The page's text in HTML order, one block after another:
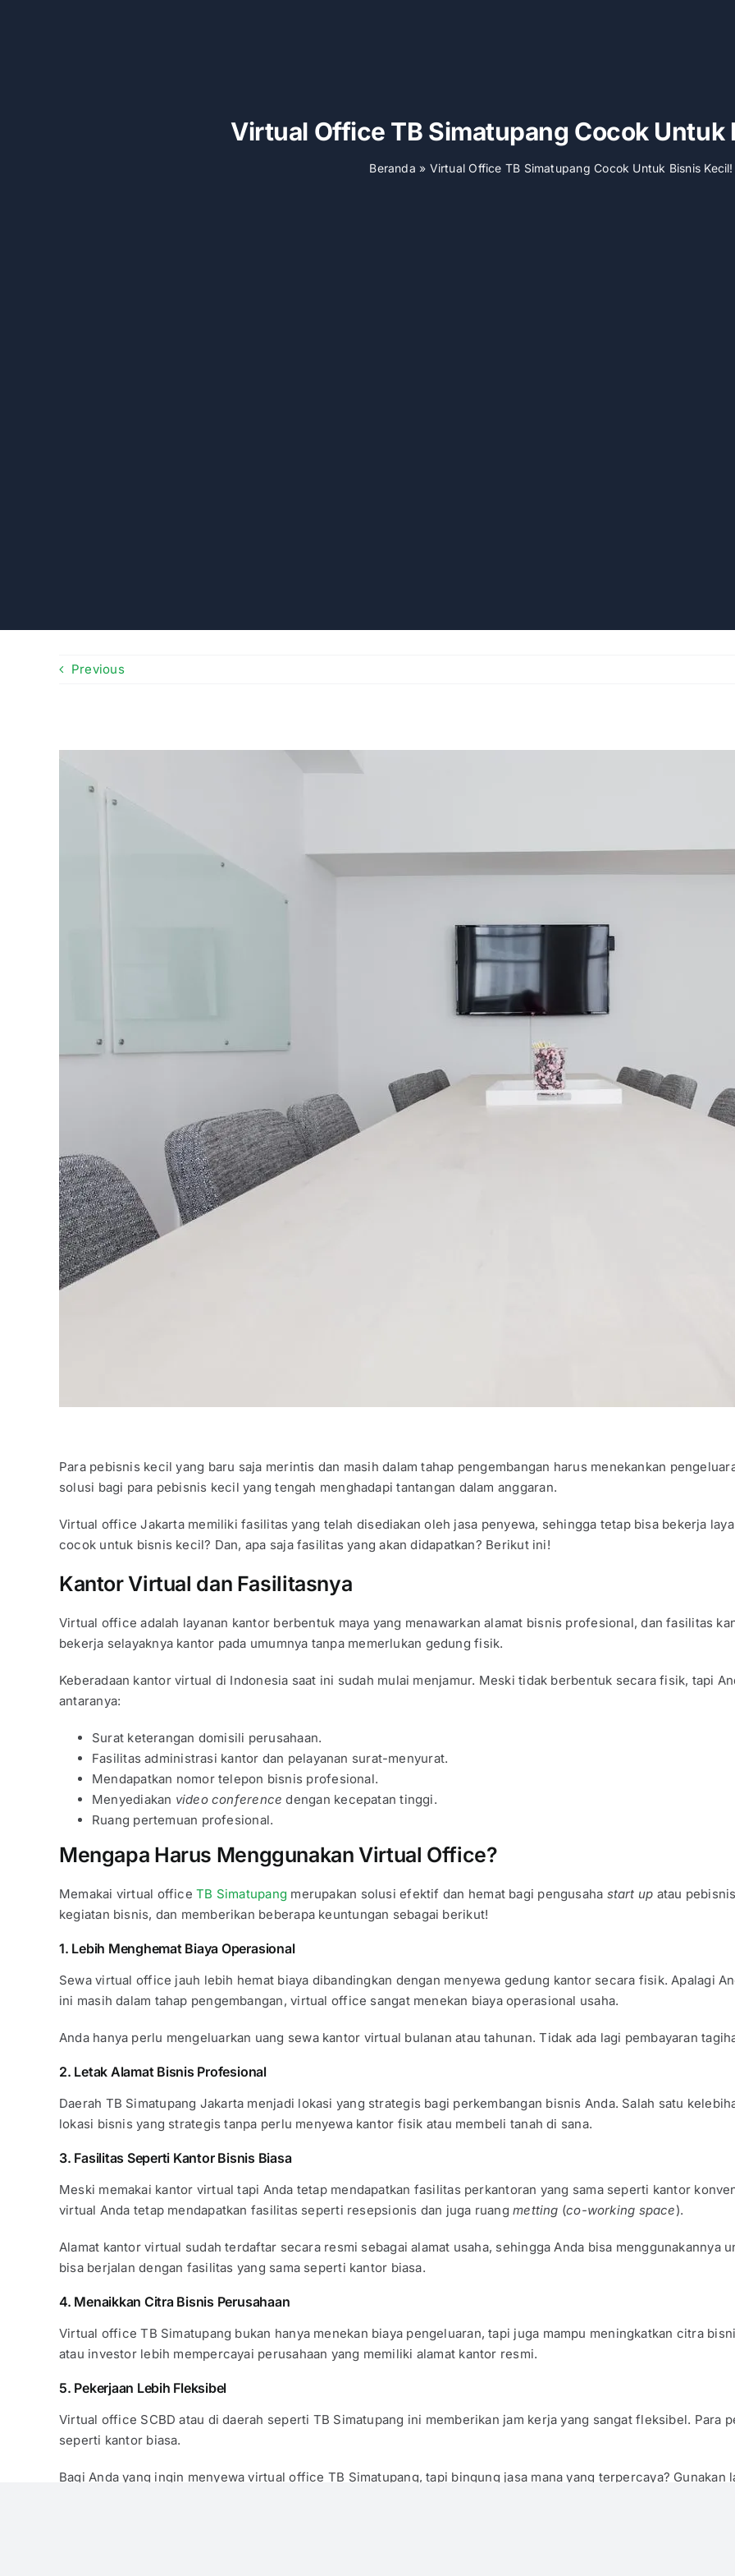
Virtual Office TB Simatupang Cocok Untuk
Beranda » Virtual Office TB Simatupang Cocok Untuk Bisnis Kecil!
Previous
Para pebisnis kecil yang baru saja merintis dan masih dalam tahap pengembangan harus menekankan
solusi bagi para pebisnis kecil yang tengah menghadapi tantangan dalam anggaran.
Virtual office Jakarta memiliki fasilitas yang telah disediakan oleh jasa penyewa, sehingga tetap bisa bekerja
cocok untuk bisnis kecil? Dan, apa saja fasilitas yang akan didapatkan? Berikut ini!
Kantor Virtual dan Fasilitasnya
Virtual office adalah layanan kantor berbentuk maya yang menawarkan alamat bisnis profesional, dan fasilitas
bekerja selayaknya kantor pada umumnya tanpa memerlukan gedung fisik.
Keberadaan kantor virtual di Indonesia saat ini sudah mulai menjamur. Meski tidak berbentuk secara fisik, tapi
antaranya:
Surat keterangan domisili perusahaan.
Fasilitas administrasi kantor dan pelayanan surat-menyurat.
Mendapatkan nomor telepon bisnis profesional.
Menyediakan video conference dengan kecepatan tinggi.
Ruang pertemuan profesional.
Mengapa Harus Menggunakan Virtual Office?
Memakai virtual officeTB Simatupang merupakan solusi efektif dan hemat bagi pengusaha start up atau
kegiatan bisnis, dan memberikan beberapa keuntungan sebagai berikut!
1. Lebih Menghemat Biaya Operasional
Sewa virtual office jauh lebih hemat biaya dibandingkan dengan menyewa gedung kantor secara fisik. Apalagi
ini masih dalam tahap pengembangan, virtual office sangat menekan biaya operasional usaha.
Anda hanya perlu mengeluarkan uang sewa kantor virtual bulanan atau tahunan. Tidak ada lagi pembayaran
2. Letak Alamat Bisnis Profesional
Daerah TB Simatupang Jakarta menjadi lokasi yang strategis bagi perkembangan bisnis Anda. Salah satu
lokasi bisnis yang strategis tanpa perlu menyewa kantor fisik atau membeli tanah di sana.
3. Fasilitas Seperti Kantor Bisnis Biasa
Meski memakai kantor virtual tapi Anda tetap mendapatkan fasilitas perkantoran yang sama seperti kantor
virtual Anda tetap mendapatkan fasilitas seperti resepsionis dan juga ruangmetting (co-working space).
Alamat kantor virtual sudah terdaftar secara resmi sebagai alamat usaha, sehingga Anda bisa menggunakannya
bisa berjalan dengan fasilitas yang sama seperti kantor biasa.
4. Menaikkan Citra Bisnis Perusahaan
Virtual office TB Simatupang bukan hanya menekan biaya pengeluaran, tapi juga mampu meningkatkan citra
atau investor lebih mempercayai perusahaan yang memiliki alamat kantor resmi.
5. Pekerjaan Lebih Fleksibel
Virtual office SCBD atau di daerah seperti TB Simatupang ini memberikan jam kerja yang sangat fleksibel. Para
seperti kantor biasa.
Bagi Anda yang ingin menyewa virtual office TB Simatupang, tapi bingung jasa mana yang terpercaya? Gunakan